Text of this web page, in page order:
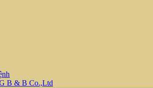
B & B Co.,Ltd